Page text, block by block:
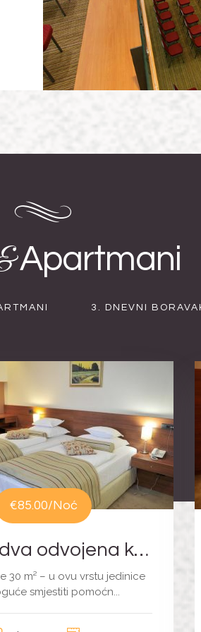
Apartmani
3. DNEVNI
€85.00/Noć
Soba s dva odvojena kreveta
30 m² – u ovu vrstu jedinice
smjestiti pomoćn...